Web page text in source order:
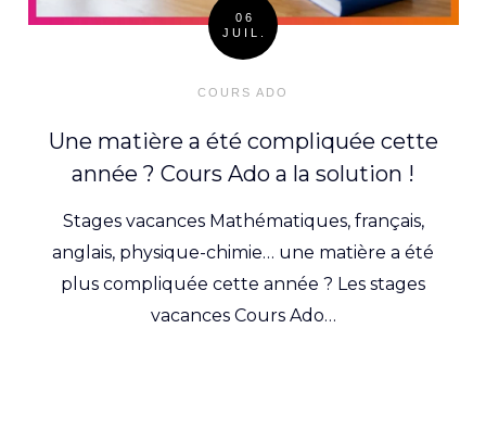
06
JUIL.
COURS ADO
Une matière a été compliquée cette
année ? Cours Ado a la solution !
Stages vacances Mathématiques, français,
anglais, physique-chimie… une matière a été
plus compliquée cette année ? Les stages
vacances Cours Ado…